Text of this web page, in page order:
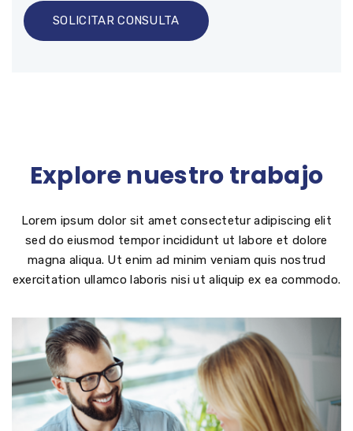
SOLICITAR CONSULTA
Explore nuestro trabajo
Lorem ipsum dolor sit amet consectetur adipiscing elit
sed do eiusmod tempor incididunt ut labore et dolore
magna aliqua. Ut enim ad minim veniam quis nostrud
exercitation ullamco laboris nisi ut aliquip ex ea commodo.